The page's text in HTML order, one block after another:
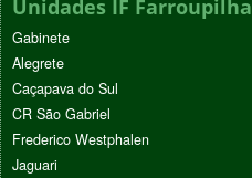
Unidades IF Farroupilha
Gabinete
Alegrete
Caçapava do Sul
CR São Gabriel
Frederico Westphalen
Jaguari